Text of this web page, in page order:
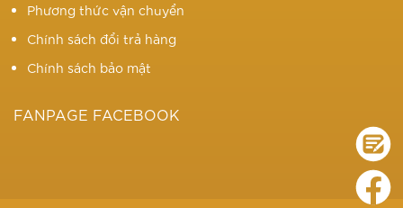
Phương thức vận chuyển
Chính sách đổi trả hàng
Chính sách bảo mật
FANPAGE FACEBOOK